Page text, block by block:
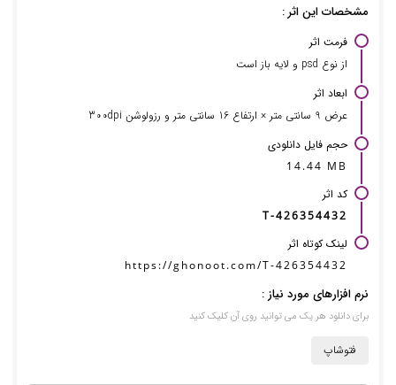
مشخصات این اثر :
فرمت اثر
از نوع psd و لایه باز است
ابعاد اثر
عرض 9 سانتی متر × ارتفاع 16 سانتی متر و رزولوشن 300dpi
حجم فایل دانلودی
14.44 MB
کد اثر
T-426354432
لینک کوتاه اثر
https://ghonoot.com/T-426354432
نرم افزارهای مورد نیاز :
برای دانلود هر یک می توانید روی آن کلیک کنید
فتوشاپ